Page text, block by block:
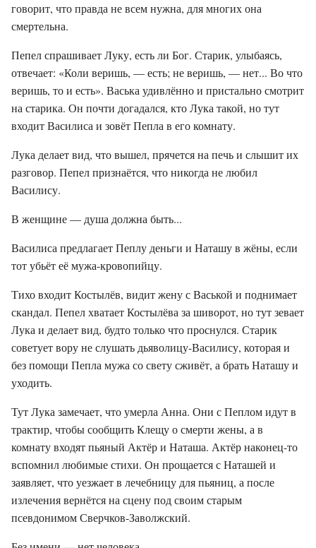
говорит, что правда не всем нужна, для многих она
смертельна.
Пепел спрашивает Луку, есть ли Бог. Старик, улыбаясь,
отвечает: «Коли веришь, — есть; не веришь, — нет... Во что
веришь, то и есть». Васька удивлённо и пристально смотрит
на старика. Он почти догадался, кто Лука такой, но тут
входит Василиса и зовёт Пепла в его комнату.
Лука делает вид, что вышел, прячется на печь и слышит их
разговор. Пепел признаётся, что никогда не любил
Василису.
В женщине — душа должна быть...
Василиса предлагает Пеплу деньги и Наташу в жёны, если
тот убьёт её мужа-кровопийцу.
Тихо входит Костылёв, видит жену с Васькой и поднимает
скандал. Пепел хватает Костылёва за шиворот, но тут зевает
Лука и делает вид, будто только что проснулся. Старик
советует вору не слушать дьяволицу-Василису, которая и
без помощи Пепла мужа со свету сживёт, а брать Наташу и
уходить.
Тут Лука замечает, что умерла Анна. Они с Пеплом идут в
трактир, чтобы сообщить Клещу о смерти жены, а в
комнату входят пьяный Актёр и Наташа. Актёр наконец-то
вспомнил любимые стихи. Он прощается с Наташей и
заявляет, что уезжает в лечебницу для пьяниц, а после
излечения вернётся на сцену под своим старым
псевдонимом Сверчков-Заволжский.